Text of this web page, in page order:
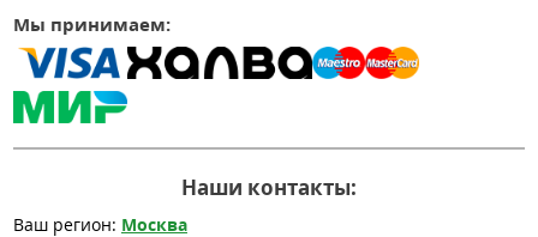
Мы принимаем:
Наши контакты:
Ваш регион: Москва